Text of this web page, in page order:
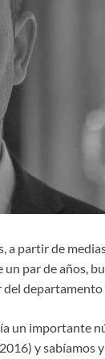
a partir de
par de años,
departamento
un importante
y sabíamos